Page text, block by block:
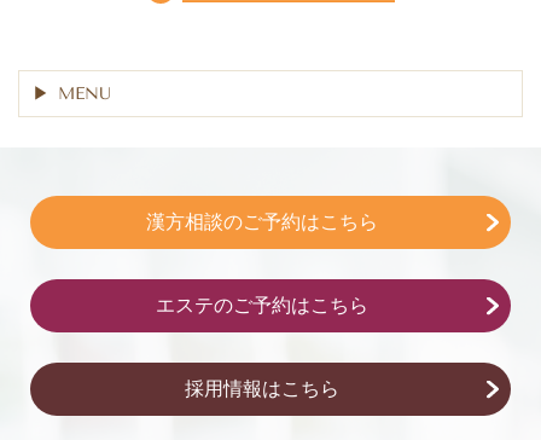
MENU
漢方相談のご予約はこちら
エステのご予約はこちら
採用情報はこちら